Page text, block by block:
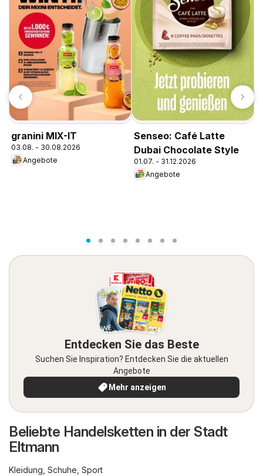
granini MIX-IT
03.08. - 30.08.2026
Angebote
Senseo: Café Latte
Dubai Chocolate Style
01.07. - 31.12.2026
Angebote
Entdecken Sie das Beste
Suchen Sie Inspiration? Entdecken Sie die aktuellen
Angebote
Mehr anzeigen
Beliebte Handelsketten in der Stadt
Eltmann
Kleidung, Schuhe, Sport